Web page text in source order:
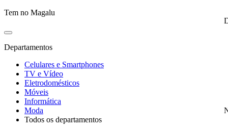
Tem no Magalu
Departamentos
Celulares e Smartphones
TV e Vídeo
Eletrodomésticos
Móveis
Informática
Moda
Todos os departamentos